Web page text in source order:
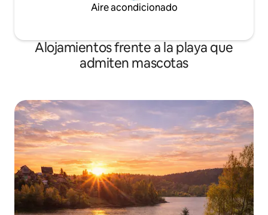
Aire acondicionado
Alojamientos frente a la playa que
admiten mascotas